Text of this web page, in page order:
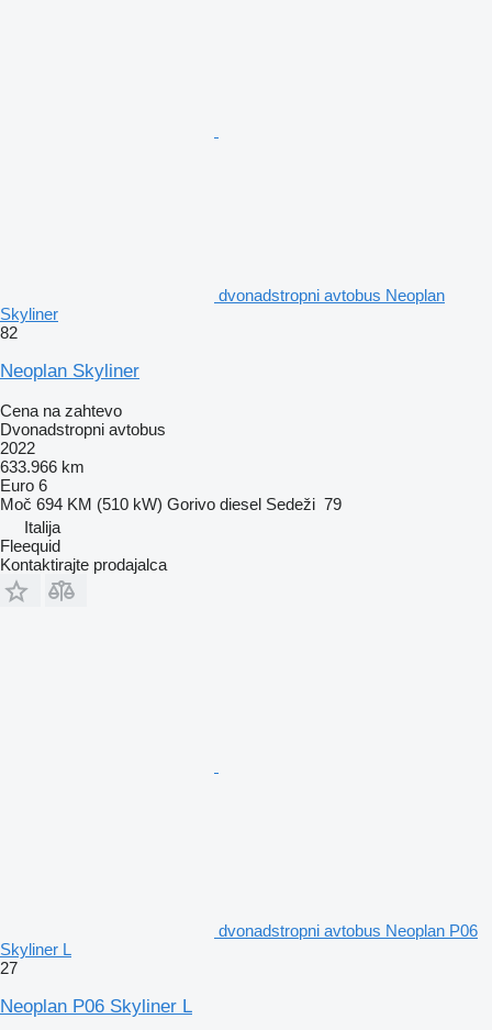
dvonadstropni avtobus Neoplan
Skyliner
82
Neoplan Skyliner
Cena na zahtevo
Dvonadstropni avtobus
2022
633.966 km
Euro 6
Moč 694 KM (510 kW) Gorivo diesel Sedeži 79
Italija
Fleequid
Kontaktirajte prodajalca
dvonadstropni avtobus Neoplan P06
Skyliner L
27
Neoplan P06 Skyliner L